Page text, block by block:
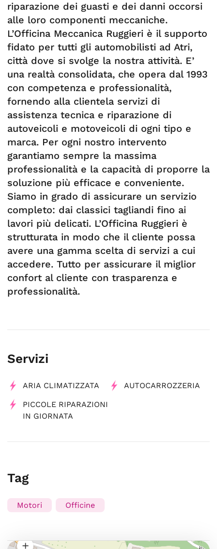
riparazione dei guasti e dei danni occorsi
alle loro componenti meccaniche.
L’Officina Meccanica Ruggieri è il supporto
fidato per tutti gli automobilisti ad Atri,
città dove si svolge la nostra attività. E’
una realtà consolidata, che opera dal 1993
con competenza e professionalità,
fornendo alla clientela servizi di
assistenza tecnica e riparazione di
autoveicoli e motoveicoli di ogni tipo e
marca. Per ogni nostro intervento
garantiamo sempre la massima
professionalità e la capacità di proporre la
soluzione più efficace e conveniente.
Siamo in grado di assicurare un servizio
completo: dai classici tagliandi fino ai
lavori più delicati. L’Officina Ruggieri è
strutturata in modo che il cliente possa
avere una gamma scelta di servizi a cui
accedere. Tutto per assicurare il miglior
confort al cliente con trasparenza e
professionalità.
Servizi
ARIA CLIMATIZZATA AUTOCARROZZERIA
PICCOLE RIPARAZIONI
IN GIORNATA
Tag
Motori Officine